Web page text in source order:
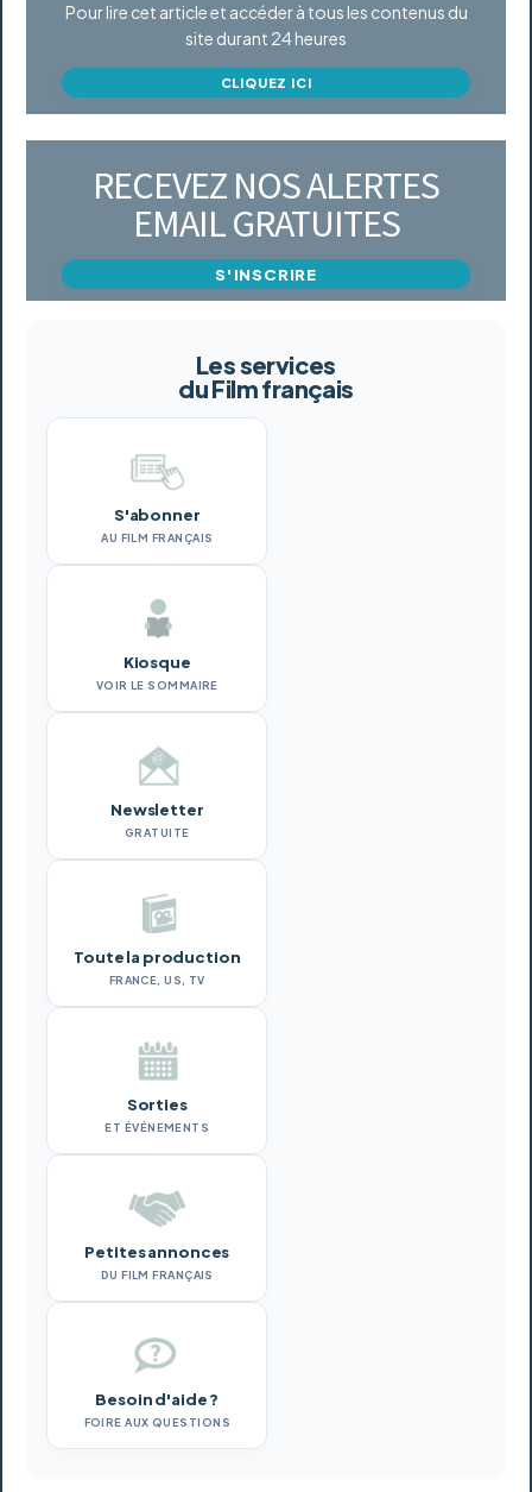
Pour lire cet article et accéder à tous les contenus du
site durant 24 heures
CLIQUEZ ICI
RECEVEZ NOS ALERTES
EMAIL GRATUITES
S'INSCRIRE
Les services
du Film français
S'abonner
AU FILM FRANÇAIS
Kiosque
VOIR LE SOMMAIRE
Newsletter
GRATUITE
Toute la production
FRANCE, US, TV
Sorties
ET ÉVÉNEMENTS
Petites annonces
DU FILM FRANÇAIS
Besoin d'aide ?
FOIRE AUX QUESTIONS